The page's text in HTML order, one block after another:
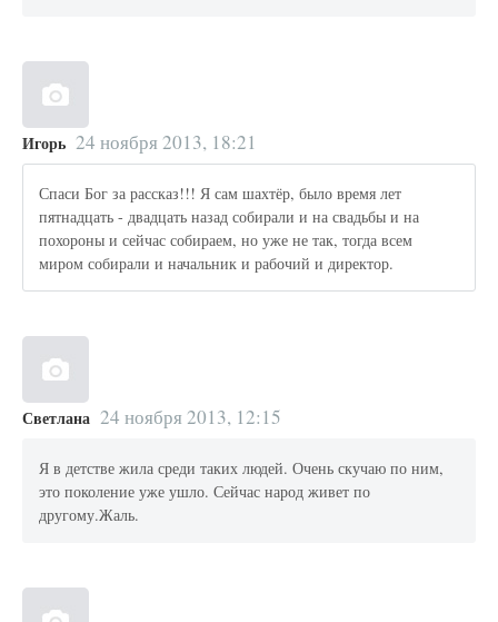
Игорь 24 ноября 2013, 18:21
Спаси Бог за рассказ!!! Я сам шахтёр, было время лет
пятнадцать - двадцать назад собирали и на свадьбы и на
похороны и сейчас собираем, но уже не так, тогда всем
миром собирали и начальник и рабочий и директор.
Светлана 24 ноября 2013, 12:15
Я в детстве жила среди таких людей. Очень скучаю по ним,
это поколение уже ушло. Сейчас народ живет по
другому.Жаль.